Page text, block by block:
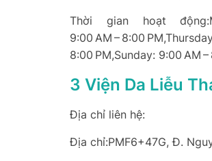
Thời gian hoạt
9:00 AM – 8:00
8:00 PM,Sunday: 9:00 AM –
3 Viện Da Liễu
Địa chỉ liên hệ:
Địa chỉ:PMF6+47G, Đ.